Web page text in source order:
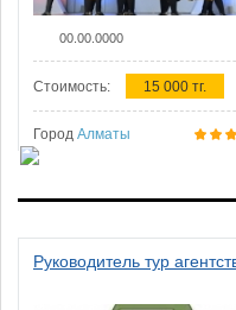
00.00.0000
Стоимость: 15 000 тг.
Город Алматы
Руководитель тур